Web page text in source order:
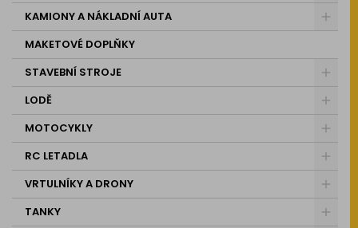
KAMIONY A NÁKLADNÍ AUTA
MAKETOVÉ DOPLŇKY
STAVEBNÍ STROJE
LODĚ
MOTOCYKLY
RC LETADLA
VRTULNÍKY A DRONY
TANKY